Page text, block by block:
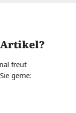
Artikel?
freut
gerne: